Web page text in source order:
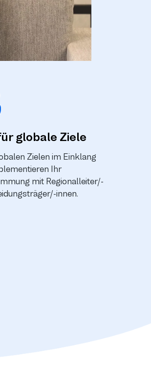
globale Ziele
Zielen im Einklang
Ihr
mit Regionalleiter/-
innen.